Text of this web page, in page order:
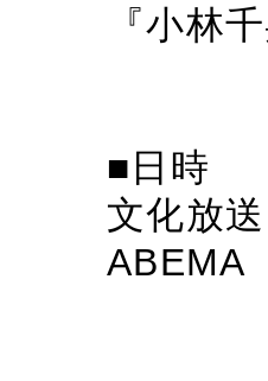
『小林
■日時
文化放
ABEMA